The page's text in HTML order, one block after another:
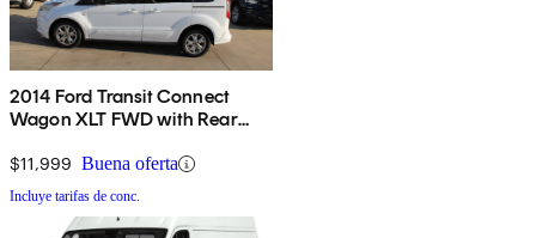
2014 Ford Transit Connect
Wagon XLT FWD with Rear
$11,999 Buena oferta
Incluye tarifas de conc.